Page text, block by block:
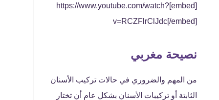
[embed]https://www.youtube.com/watch?
v=RCZFlrClJdc[/embed]
نصيحة مغربي
من المهم والضروري في حالات تركيب الأسنان
الثابتة أو تركيبات الأسنان بشكل عام أن تختار